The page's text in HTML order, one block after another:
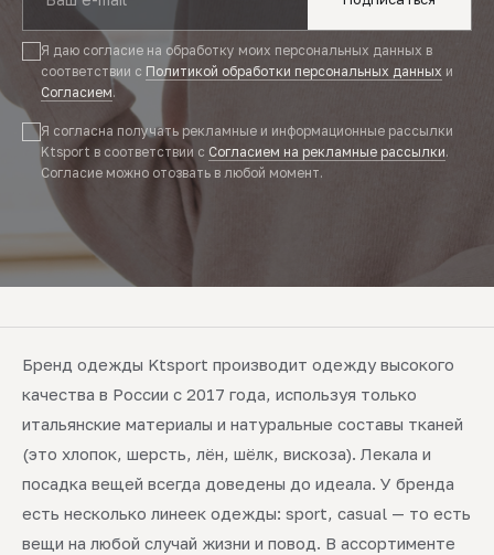
Я даю согласие на обработку моих персональных данных в
соответствии с Политикой обработки персональных данных и
Согласием.
Я согласна получать рекламные и информационные рассылки
Ktsport в соответствии с Согласием на рекламные рассылки.
Согласие можно отозвать в любой момент.
Бренд одежды Ktsport производит одежду высокого
качества в России с 2017 года, используя только
итальянские материалы и натуральные составы тканей
(это хлопок, шерсть, лён, шёлк, вискоза). Лекала и
посадка вещей всегда доведены до идеала. У бренда
есть несколько линеек одежды: sport, casual — то есть
вещи на любой случай жизни и повод. В ассортименте